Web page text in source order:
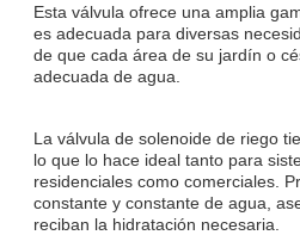
Esta válvula ofrece una amplia
es adecuada para diversas
de que cada área de su jardín o
adecuada de agua.
La válvula de solenoide de riego
lo que lo hace ideal tanto para
residenciales como comerciales.
constante y constante de agua,
reciban la hidratación necesaria.